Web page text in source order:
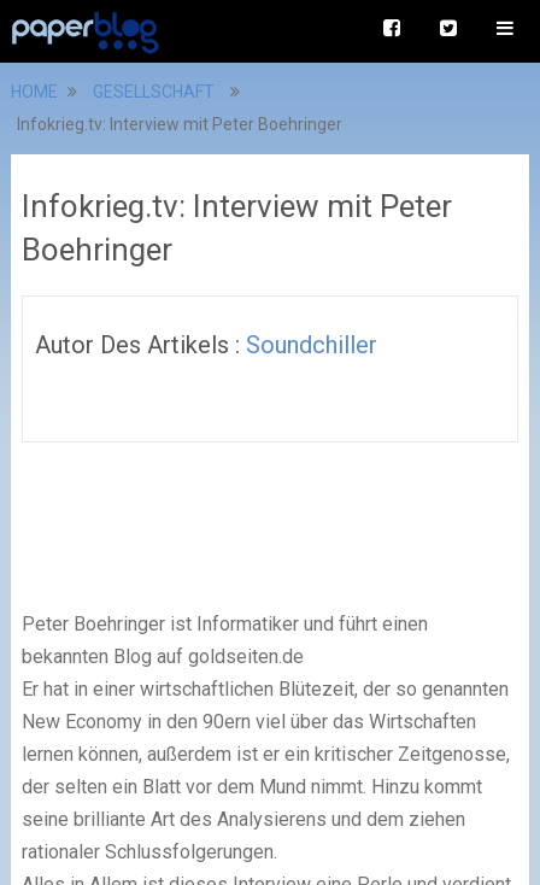
HOME
GESELLSCHAFT
Infokrieg.tv: Interview mit Peter Boehringer
Infokrieg.tv: Interview mit Peter
Boehringer
Autor Des Artikels : Soundchiller
Peter Boehringer ist Informatiker und führt einen
bekannten Blog auf goldseiten.de
Er hat in einer wirtschaftlichen Blütezeit, der so genannten
New Economy in den 90ern viel über das Wirtschaften
lernen können, außerdem ist er ein kritischer Zeitgenosse,
der selten ein Blatt vor dem Mund nimmt. Hinzu kommt
seine brilliante Art des Analysierens und dem ziehen
rationaler Schlussfolgerungen.